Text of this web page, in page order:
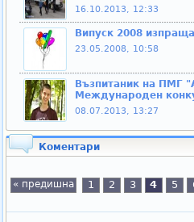
16.10.2013, 12:33
Випуск 2008
23.05.2008, 10:58
Възпитаник на ПМГ
Международен
08.07.2013, 13:27
Коментари
« предишна 1 2 3 4 5